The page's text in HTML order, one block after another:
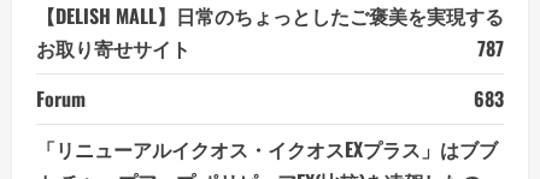
【DELISH MALL】日常のちょっとしたご褒美を実現する
お取り寄せサイト
787
Forum
683
「リニューアルイクオス・イクオスEXプラス」はブブ